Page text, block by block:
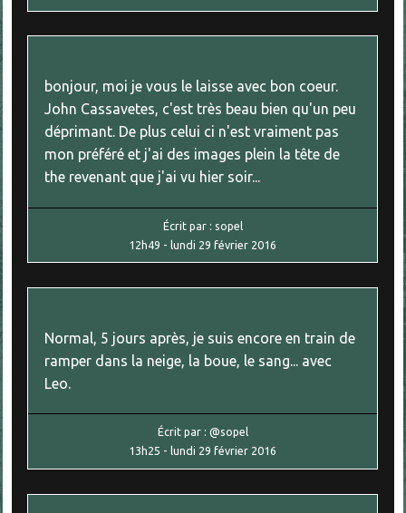
bonjour, moi je vous le laisse avec bon coeur.
John Cassavetes, c'est très beau bien qu'un peu
déprimant. De plus celui ci n'est vraiment pas
mon préféré et j'ai des images plein la tête de
the revenant que j'ai vu hier soir...
Écrit par : sopel
12h49 -lundi 29 février 2016
Normal, 5 jours après, je suis encore en train de
ramper dans la neige, la boue, le sang... avec
Leo.
Écrit par : @sopel
13h25 - lundi 29 février 2016